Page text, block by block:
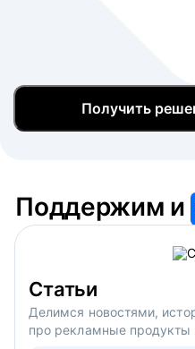
Получить
Поддержим и
Статьи
Делимся новостями,
про рекламные продукты